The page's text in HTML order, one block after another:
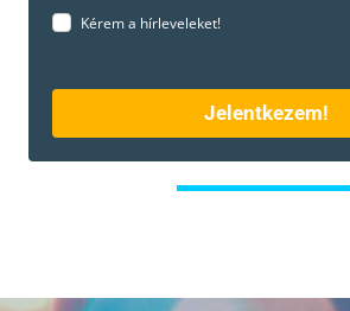
Kérem a hírleveleket!
Jelentkezem!